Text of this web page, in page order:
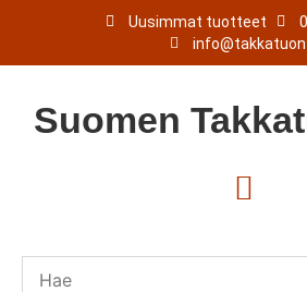
Uusimmat tuotteet
Suomen